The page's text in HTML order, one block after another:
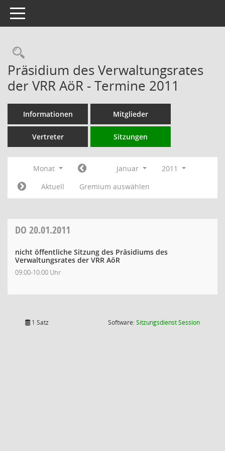
Toggle navigation
Rechercheauswahl
Präsidium des Verwaltungsrates
der VRR AöR - Termine 2011
Informationen Mitglieder
Vertreter Sitzungen
Monat Januar
2011
Aktuell
Gremium auswählen
DO 20.01.2011
nicht öffentliche Sitzung des Präsidiums des
Verwaltungsrates der VRR AöR
09:00-10:00 Uhr
1 Satz Software:SitzungsdienstSession(Wird in